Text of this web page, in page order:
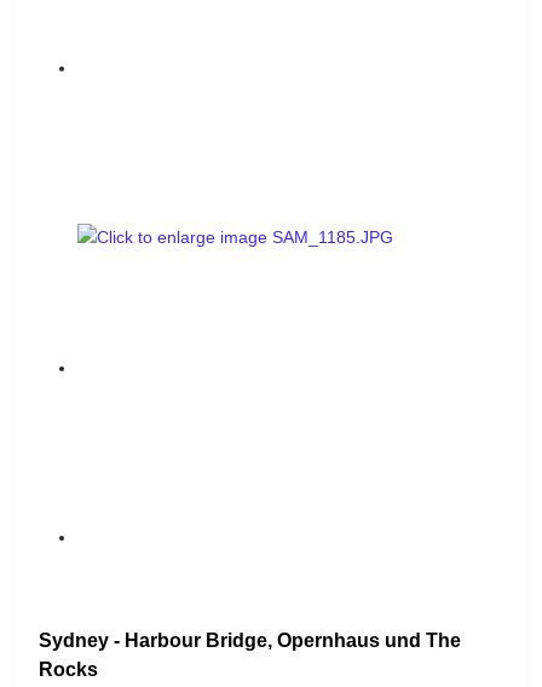
Sydney - Harbour Bridge, Opernhaus und The
Rocks